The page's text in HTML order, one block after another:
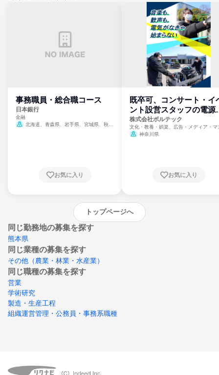
事務職員・総合職コース
日本銀行
金融
北海道、青森県、岩手県、宮城県、秋田
崎県、熊本県、大分県、宮崎県、鹿児島県、
お気に入り
既卒可、コンサート・イ
ント設営スタッフの電源
門
株式会社ボルテック
文化・教養・娯楽、広告・メディア・マ
ミ、電力・ガス・水道・エネルギー
神奈川県
お気に入り
トップページへ
同じ勤務地の募集を探す
熊本県
同じ業種の募集を探す
その他（農業・林業・水産業）
同じ職種の募集を探す
営業
学術研究
製造・生産工程
組織運営管理・公務員・事務系職種